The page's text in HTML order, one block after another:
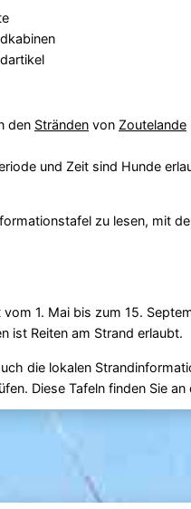
den Strändenvon Zoutelande
und Zeit sind Hunde
zu lesen, mit
1. Mai bis zum 15.
ist Reiten am Strand erlaubt.
die lokalen
Diese Tafeln finden Sie